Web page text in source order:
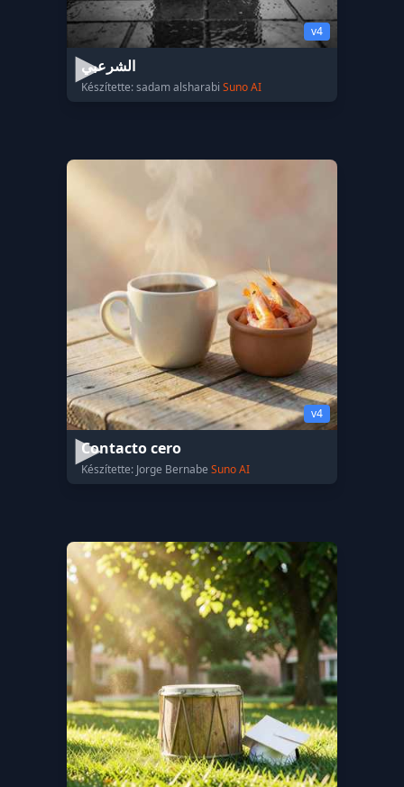
v4
الشرعبي
Készítette: sadam alsharabi Suno AI
v4
Contacto cero
Készítette: Jorge Bernabe Suno AI